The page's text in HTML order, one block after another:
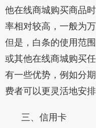
他在线商城购买商品
率相对较高，一般为
但是，白条的使用范
或其他在线商城购买
有一些优势，例如分
费者可以更灵活地安
三、信用卡